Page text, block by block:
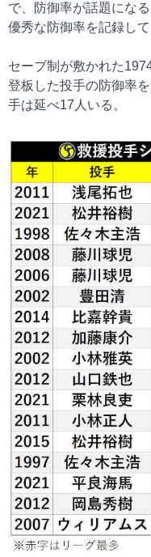
で、防御率が話題にな
優秀な防御率を記録して
セーブ制が敷かれた
登板した投手の防御率
手は延べ17人いる。